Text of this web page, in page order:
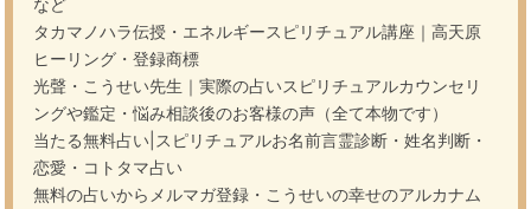
タカマノハラ伝授・エネルギースピリチュアル講座｜高天原
ヒーリング・登録商標
光聲・こうせい先生｜実際の占いスピリチュアルカウンセリ
ングや鑑定・悩み相談後のお客様の声（全て本物です）
当たる無料占い|スピリチュアルお名前言霊診断・姓名判断・
恋愛・コトタマ占い
無料の占いからメルマガ登録・こうせいの幸せのアルカナム